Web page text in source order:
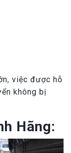
việc được hỗ
không bị
Hãng: